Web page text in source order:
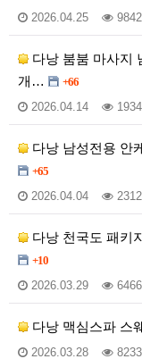
2026.04.25 9842
다낭 붐붐 마사지
개…
+66
2026.04.14
다낭 남성전용 안
+65
2026.04.04
다낭 천국도 패키
+10
2026.03.29 6466
다낭 맥심스파 스
2026.03.28 8233